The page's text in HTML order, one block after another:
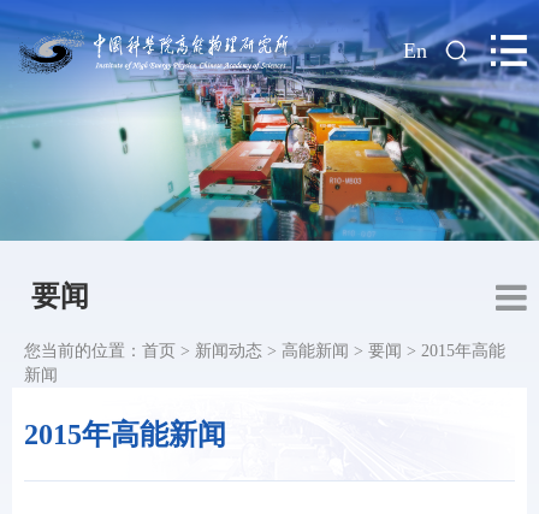
| En
要闻
2015年高能新闻
您当前的位置： 首页 > 新闻动态 > 高能新闻 > 要闻 > 2015年高能
新闻